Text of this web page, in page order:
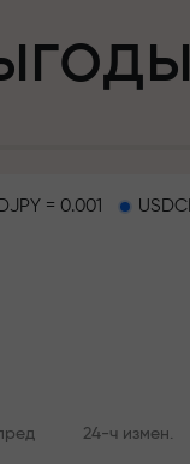
= 0.001
24-ч измен.